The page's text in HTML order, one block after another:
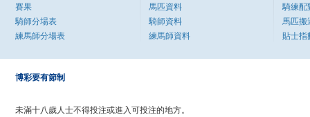
賽果
騎師分場表
練馬師分場表
馬匹資料
騎師資料
練馬師資料
騎練配
馬匹搬
貼士指
博彩要有節制
未滿十八歲人士不得投注或進入可投注的地方。